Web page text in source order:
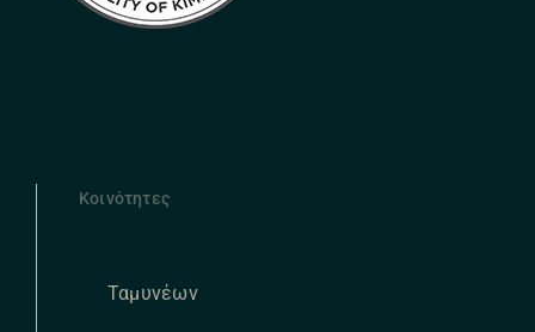
Κοινότητες
Ταμυνέων